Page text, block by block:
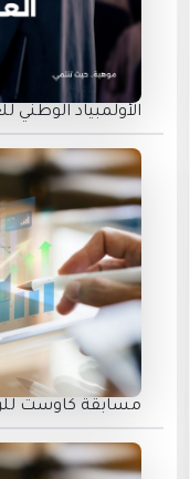
الأولمبياد الوطني
مسابقة كاوست